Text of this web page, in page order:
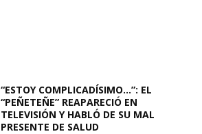
“ESTOY COMPLICADÍSIMO…”: EL
“PEÑETEÑE” REAPARECIÓ EN
TELEVISIÓN Y HABLÓ DE SU MAL
PRESENTE DE SALUD